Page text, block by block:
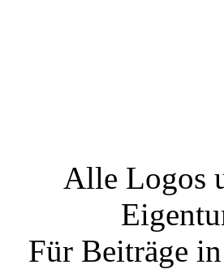
Alle Logos
Für Beiträge